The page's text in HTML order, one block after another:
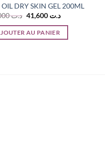
OIL DRY SKIN GEL 200ML
د.ت45,000
Le
prix
initial
était :
د.ت 41,600
Le
actuel
est :
AU PANIER